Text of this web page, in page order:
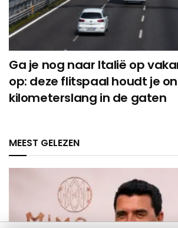
Ga je nog naar Italië op
op: deze flitspaal houdt je
kilometerslang in de gaten
MEEST GELEZEN